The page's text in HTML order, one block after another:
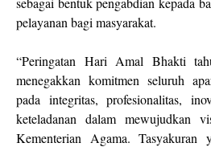
pelayanan bagi masyarakat.
“Peringatan Hari Amal Bhakti
menegakkan komitmen seluruh
pada integritas, profesionalitas,
keteladanan dalam mewujudkan
Kementerian Agama.